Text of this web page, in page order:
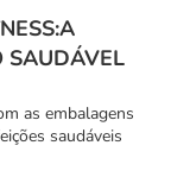
SAUDÁVEL
as embalagens
saudáveis